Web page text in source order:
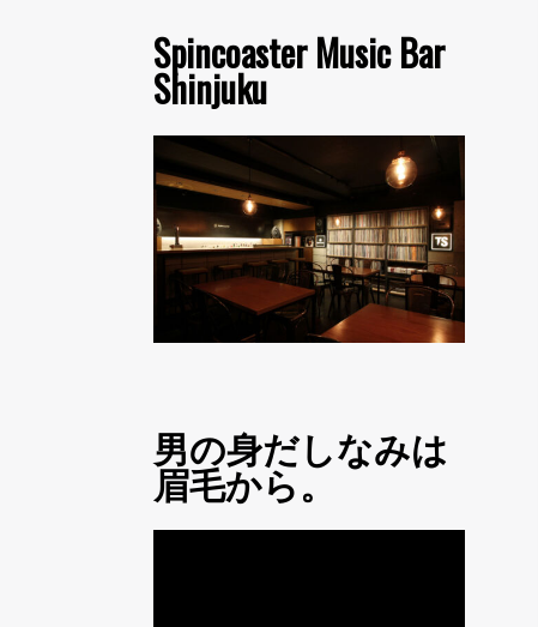
Spincoaster Music Bar
Shinjuku
男の身だしなみは
眉毛から。